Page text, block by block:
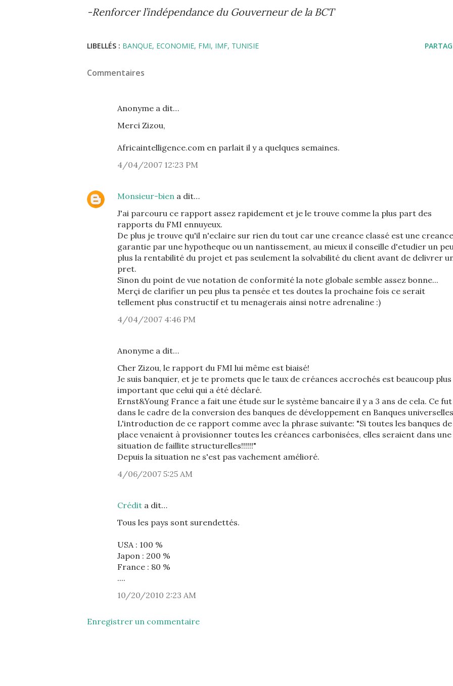
-Renforcer l’indépendance du Gouverneur de la BCT
LIBELLÉS : BANQUE ECONOMIE FMI IMF TUNISIE
Commentaires
Anonyme a dit…
Merci Zizou,
Africaintelligence.com en parlait il y a quelques semaines.
4/04/2007 12:23 PM
Monsieur-bien a dit…
J'ai parcouru ce rapport assez rapidement et je le trouve comme la plus part des
rapports du FMI ennuyeux.
De plus je trouve qu'il n'eclaire sur rien du tout car une creance classé est une creance
garantie par une hypotheque ou un nantissement, au mieux il conseille d'etudier un
plus la rentabilité du projet et pas seulement la solvabilité du client avant de delivrer
pret.
Sinon du point de vue notation de conformité la note globale semble assez bonne...
Merçi de clarifier un peu plus ta pensée et tes doutes la prochaine fois ce serait
tellement plus constructif et tu menagerais ainsi notre adrenaline :)
4/04/2007 4:46 PM
Anonyme a dit…
Cher Zizou, le rapport du FMI lui même est biaisé!
Je suis banquier, et je te promets que le taux de créances accrochés est beaucoup plus
important que celui qui a été déclaré.
Ernst&Young France a fait une étude sur le système bancaire il y a 3 ans de cela. Ce fut
dans le cadre de la conversion des banques de développement en Banques
L'introduction de ce rapport comme avec la phrase suivante: "Si toutes les banques
place venaient à provisionner toutes les créances carbonisées, elles seraient dans une
situation de faillite structurelles!!!!!!"
Depuis la situation ne s'est pas vachement amélioré.
4/06/2007 5:25 AM
Crédit a dit…
Tous les pays sont surendettés.
USA : 100 %
Japon : 200 %
France : 80 %
....
10/20/2010 2:23 AM
Enregistrer un commentaire